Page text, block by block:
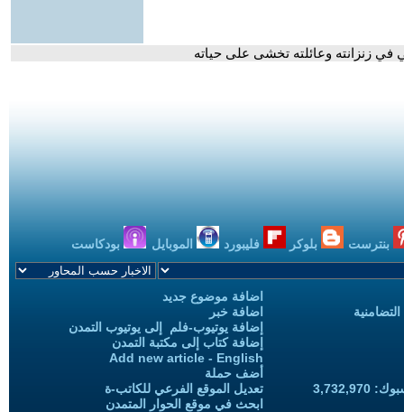
في زنزانته وعائلته تخشى على حياته
بنترست بلوكر فليبورد الموبايل بودكاست
اضافة موضوع جديد
اضافة خبر
إضافة يوتيوب-فلم إلى يوتيوب التمدن
إضافة كتاب إلى مكتبة التمدن
Add new article - English
أضف حملة
تعديل الموقع الفرعي للكاتب-ة
ابحث في موقع الحوار المتمدن